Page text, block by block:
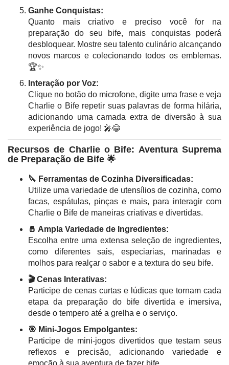
Ganhe Conquistas:
Quanto mais criativo e preciso você for na
preparação do seu bife, mais conquistas poderá
desbloquear. Mostre seu talento culinário alcançando
novos marcos e colecionando todos os emblemas.
🏆✨
Interação por Voz:
Clique no botão do microfone, digite uma frase e veja
Charlie o Bife repetir suas palavras de forma hilária,
adicionando uma camada extra de diversão à sua
experiência de jogo! 🎤😂
Recursos de Charlie o Bife: Aventura Suprema
de Preparação de Bife 🌟
🔪 Ferramentas de Cozinha Diversificadas:
Utilize uma variedade de utensílios de cozinha, como
facas, espátulas, pinças e mais, para interagir com
Charlie o Bife de maneiras criativas e divertidas.
🧂 Ampla Variedade de Ingredientes:
Escolha entre uma extensa seleção de ingredientes,
como diferentes sais, especiarias, marinadas e
molhos para realçar o sabor e a textura do seu bife.
🎬 Cenas Interativas:
Participe de cenas curtas e lúdicas que tornam cada
etapa da preparação do bife divertida e imersiva,
desde o tempero até a grelha e o serviço.
🎯 Mini-Jogos Empolgantes:
Participe de mini-jogos divertidos que testam seus
reflexos e precisão, adicionando variedade e
emoção à sua aventura de fazer bife.